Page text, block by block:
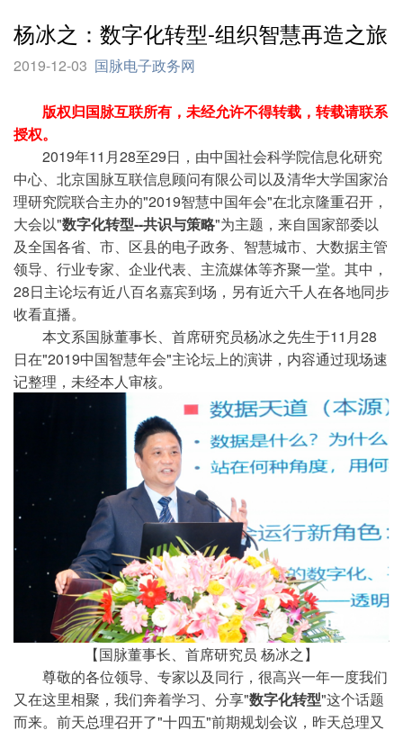
杨冰之：数字化转型-组织智慧再造之旅
2019-12-03 国脉电子政务网
版权归国脉互联所有，未经允许不得转载，转载请联系
授权。
2019年11月28至29日，由中国社会科学院信息化研究
中心、北京国脉互联信息顾问有限公司以及清华大学国家治
理研究院联合主办的"2019智慧中国年会"在北京隆重召开，
大会以"数字化转型--共识与策略"为主题，来自国家部委以
及全国各省、市、区县的电子政务、智慧城市、大数据主管
领导、行业专家、企业代表、主流媒体等齐聚一堂。其中，
28日主论坛有近八百名嘉宾到场，另有近六千人在各地同步
收看直播。
本文系国脉董事长、首席研究员杨冰之先生于11月28
日在"2019中国智慧年会"主论坛上的演讲，内容通过现场速
记整理，未经本人审核。
【国脉董事长、首席研究员 杨冰之】
尊敬的各位领导、专家以及同行，很高兴一年一度我们
又在这里相聚，我们奔着学习、分享"数字化转型"这个话题
而来。前天总理召开了"十四五"前期规划会议，昨天总理又